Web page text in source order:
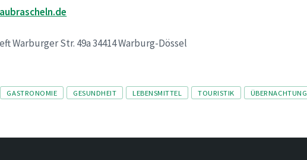
Warburger Str. 49a 34414 Warburg-Dössel
GASTRONOMIE GESUNDHEIT LEBENSMITTEL TOURISTIK ÜBERNACHTUNG